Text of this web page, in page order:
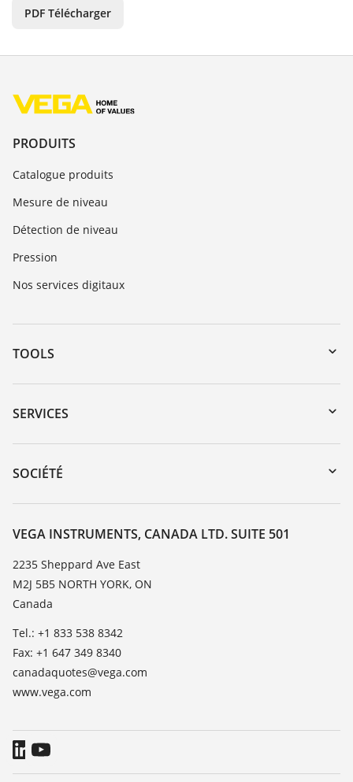
PDF Télécharger
PRODUITS
Catalogue produits
Mesure de niveau
Détection de niveau
Pression
Nos services digitaux
TOOLS
Téléchargements
Recherche par numéro de série
DTM Collection/PACTware
SERVICES
Retour d'appareil
Service client
SOCIÉTÉ
À propos de VEGA
Contact
News
Presse
Blog
VEGA INSTRUMENTS, CANADA LTD. SUITE 501
2235 Sheppard Ave East
M2J 5B5 NORTH YORK, ON
Canada
Tel.: +1 833 538 8342
Fax: +1 647 349 8340
canadaquotes@vega.com
www.vega.com